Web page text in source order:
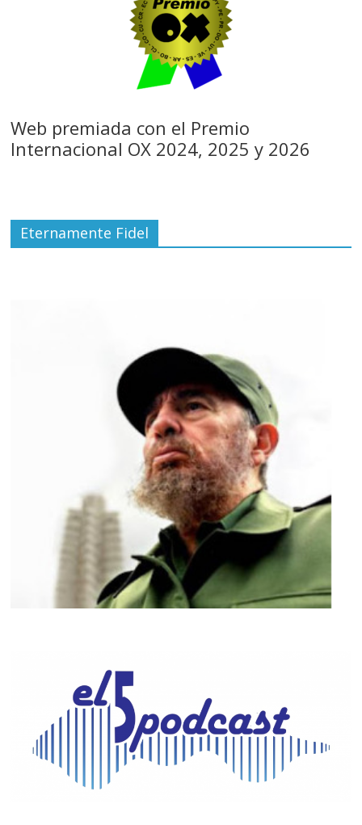
Web premiada con el Premio
Internacional OX 2024, 2025 y 2026
Eternamente Fidel